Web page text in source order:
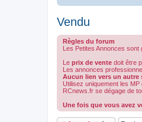
Vendu
Règles du forum
Les Petites Annonces
Le prix de vente doit être
Les annonces
Aucun lien vers un autre
Utilisez uniquement les MP
RCnews.fr se dégage de
Une fois que vous avez